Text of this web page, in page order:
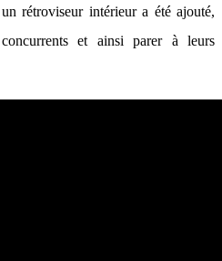
rétroviseur intérieur a été ajouté,
et ainsi parer à leurs